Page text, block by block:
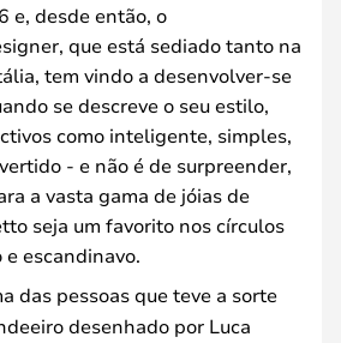
e, desde então, o
que está sediado tanto na
tem vindo a desenvolver-se
se descreve o seu estilo,
como inteligente, simples,
- e não é de surpreender,
a vasta gama de jóias de
seja um favorito nos círculos
escandinavo.
das pessoas que teve a sorte
desenhado por Luca